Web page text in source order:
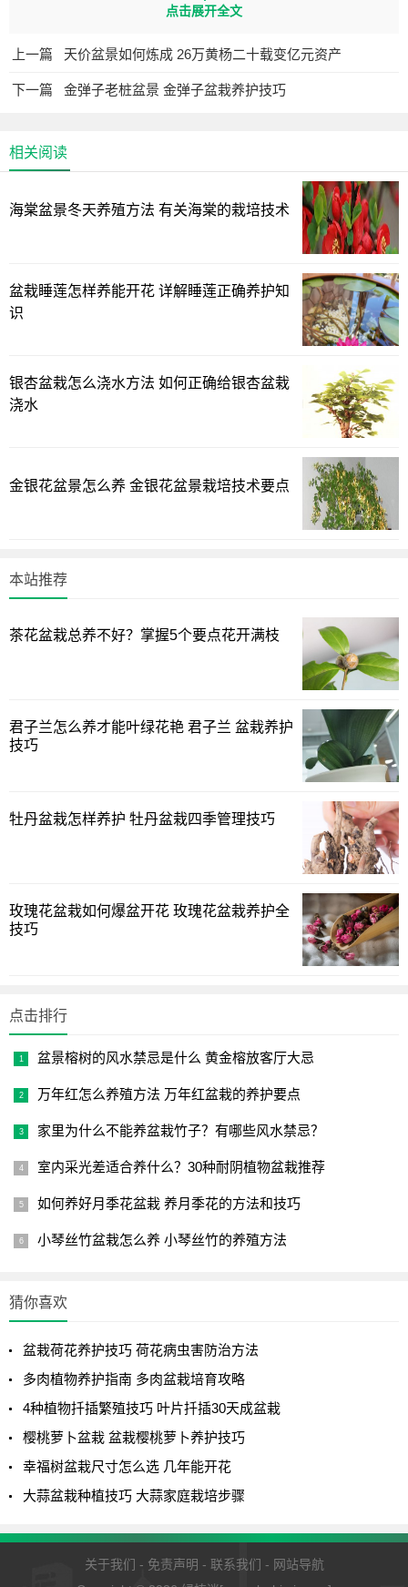
春秋季每日保证6小时散射光，夏季避开正午直射。通过观
光。
土壤配比与改良
黄金配土比例
推荐使用腐叶土:珍珠岩:河沙=5:3:2的混合基质。每两年需
翻盆换土，添加骨粉和腐熟松针可增强土壤酸性，pH值控制
新土使用前需经高温蒸汽处理，或喷洒多菌灵溶液静置48
小时。种植时加入5%硅藻土可有效预防根腐病。
采用「见干见湿」原则，插入竹签检测土壤湿度。生长期
保持土壤含水量40%-60%，孕蕾期适当控水可延长花期。建
议使用长嘴壶沿盆边缓慢注水，避免浇湿球茎。
季节调整策略
冬季改为10-15天浇透水，配合陶粒铺面减少蒸发。梅雨季
需架高盆底，使用吸水棉绳辅助排水。
营养供给方案
肥料选择要点
生长期交替使用氮磷钾均衡液肥（20-20-20）和磷酸二氢
点击展开全文
上一篇 天价盆景如何炼成 26万黄杨二十载变亿元资产
下一篇 金弹子老桩盆景 金弹子盆栽养护技巧
相关阅读
海棠盆景冬天养殖方法 有关海棠的栽培技术
盆栽睡莲怎样养能开花 详解睡莲正确养护知
识
银杏盆栽怎么浇水方法 如何正确给银杏盆栽
浇水
金银花盆景怎么养 金银花盆景栽培技术要点
本站推荐
茶花盆栽总养不好？掌握5个要点花开满枝
君子兰怎么养才能叶绿花艳 君子兰 盆栽养护
技巧
牡丹盆栽怎样养护 牡丹盆栽四季管理技巧
玫瑰花盆栽如何爆盆开花 玫瑰花盆栽养护全
技巧
点击排行
盆景榕树的风水禁忌是什么 黄金榕放客厅大忌
万年红怎么养殖方法 万年红盆栽的养护要点
家里为什么不能养盆栽竹子？有哪些风水禁忌？
室内采光差适合养什么？30种耐阴植物盆栽推荐
如何养好月季花盆栽 养月季花的方法和技巧
小琴丝竹盆栽怎么养 小琴丝竹的养殖方法
猜你喜欢
盆栽荷花养护技巧 荷花病虫害防治方法
多肉植物养护指南 多肉盆栽培育攻略
4种植物扦插繁殖技巧 叶片扦插30天成盆栽
樱桃萝卜盆栽 盆栽樱桃萝卜养护技巧
幸福树盆栽尺寸怎么选 几年能开花
大蒜盆栽种植技巧 大蒜家庭栽培步骤
关于我们 - 免责声明 - 联系我们 - 网站导航